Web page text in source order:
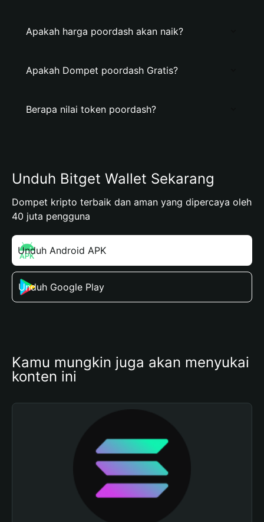
Apakah harga poordash akan naik?
Apakah Dompet poordash Gratis?
Berapa nilai token poordash?
Unduh Bitget Wallet Sekarang
Dompet kripto terbaik dan aman yang dipercaya oleh
40 juta pengguna
Unduh Android APK
Unduh Google Play
Kamu mungkin juga akan menyukai
konten ini